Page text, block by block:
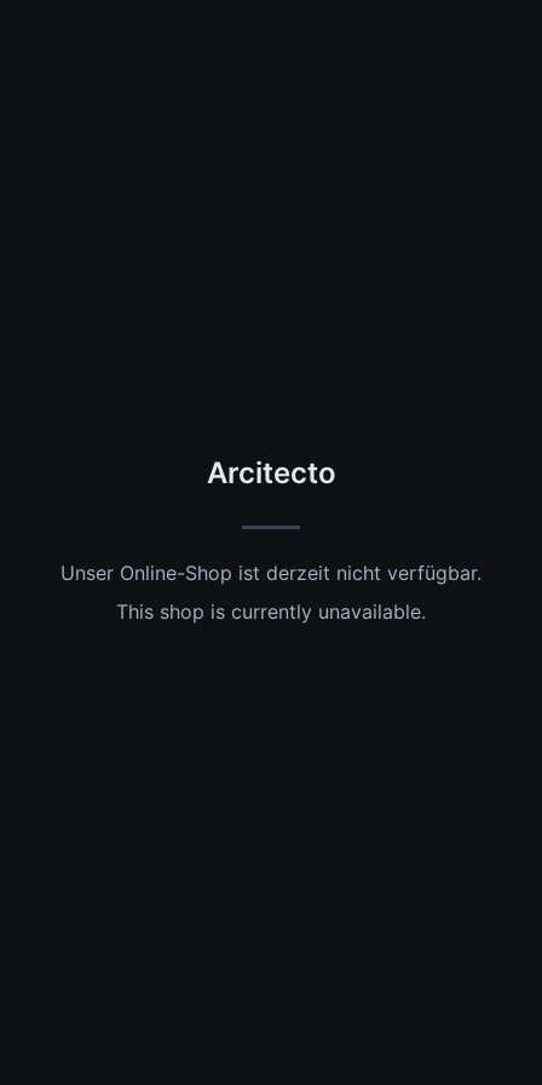
Arcitecto
Unser Online-Shop ist derzeit nicht verfügbar.
This shop is currently unavailable.